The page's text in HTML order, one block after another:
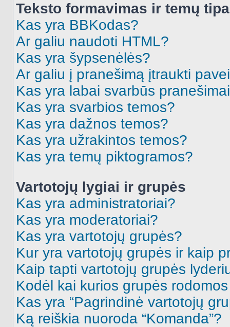
Teksto formavimas ir temų
Kas yra BBKodas?
Ar galiu naudoti HTML?
Kas yra šypsenėlės?
Ar galiu į pranešimą įtraukti
Kas yra labai svarbūs
Kas yra svarbios temos?
Kas yra dažnos temos?
Kas yra užrakintos temos?
Kas yra temų piktogramos?
Vartotojų lygiai ir grupės
Kas yra administratoriai?
Kas yra moderatoriai?
Kas yra vartotojų grupės?
Kur yra vartotojų grupės ir kaip
Kaip tapti vartotojų grupės
Kodėl kai kurios grupės
Kas yra “Pagrindinė vartotojų
Ką reiškia nuoroda “Komanda”?